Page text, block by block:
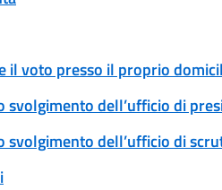
il voto presso il proprio
dell’ufficio di
svolgimento dell’ufficio di